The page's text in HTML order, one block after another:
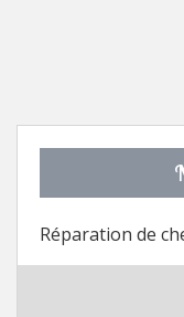
Réparation de